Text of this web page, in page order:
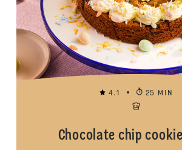
4.1 25 MIN
Chocolate chip